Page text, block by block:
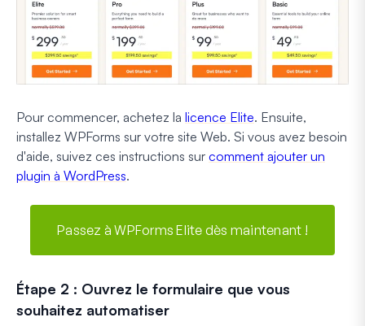
Pour commencer, achetez la licence Elite. Ensuite,
installez WPForms sur votre site Web. Si vous avez besoin
d'aide, suivez ces instructions sur comment ajouter un
plugin à WordPress.
Passez à WPForms Elite dès maintenant !
Étape 2 : Ouvrez le formulaire que vous
souhaitez automatiser